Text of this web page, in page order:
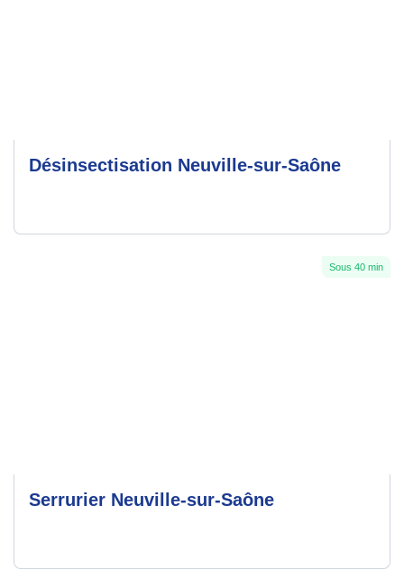
Désinsectisation Neuville-sur-Saône
Sous 40 min
Serrurier Neuville-sur-Saône